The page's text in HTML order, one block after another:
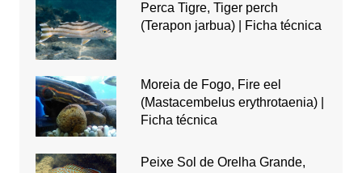
Perca Tigre, Tiger perch
(Terapon jarbua) | Ficha técnica
Moreia de Fogo, Fire eel
(Mastacembelus erythrotaenia) |
Ficha técnica
Peixe Sol de Orelha Grande,